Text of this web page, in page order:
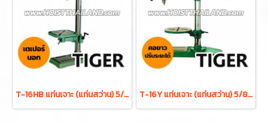
T-16HB แท่นเจาะ (แท่นสว่าน) 5/8 นิ้ว 550W ดอกสว่าน 16 มม. 16 สปีด พร้อมมอเตอร์ในตัว TIGER T-16Y แท่นเจาะ (แท่นสว่าน) 5/8 นิ้ว 450W ดอกสว่าน 16 มม. 12 สปีด TIGER